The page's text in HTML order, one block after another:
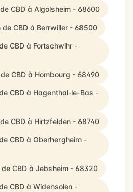
CBD à Algolsheim - 68600
CBD à Berrwiller - 68500
CBD à Fortschwihr -
CBD à Hombourg - 68490
CBD à Hagenthal-le-Bas -
CBD à Hirtzfelden - 68740
CBD à Oberhergheim -
CBD à Jebsheim - 68320
CBD à Widensolen -